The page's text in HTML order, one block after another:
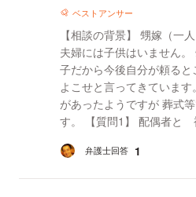
ベストアンサー
【相談の背景】 甥嫁（一
夫婦には子供はいません
子だから今後自分が頼る
よこせと言ってきていま
があったようですが 葬式
す。 【質問1】 配偶者と 被相続人の直系尊属（母）
弁護士回答 1